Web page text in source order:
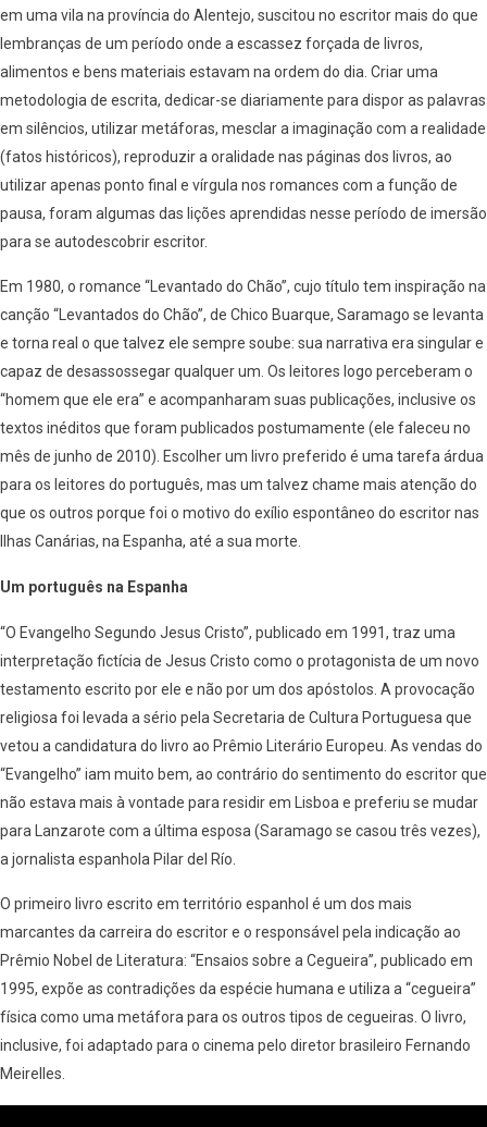
em uma vila na província do Alentejo, suscitou no escritor mais do que
lembranças de um período onde a escassez forçada de livros,
alimentos e bens materiais estavam na ordem do dia. Criar uma
metodologia de escrita, dedicar-se diariamente para dispor as palavras
em silêncios, utilizar metáforas, mesclar a imaginação com a realidade
(fatos históricos), reproduzir a oralidade nas páginas dos livros, ao
utilizar apenas ponto final e vírgula nos romances com a função de
pausa, foram algumas das lições aprendidas nesse período de imersão
para se autodescobrir escritor.
Em 1980, o romance “Levantado do Chão”, cujo título tem inspiração na
canção “Levantados do Chão”, de Chico Buarque, Saramago se levanta
e torna real o que talvez ele sempre soube: sua narrativa era singular e
capaz de desassossegar qualquer um. Os leitores logo perceberam o
“homem que ele era” e acompanharam suas publicações, inclusive os
textos inéditos que foram publicados postumamente (ele faleceu no
mês de junho de 2010). Escolher um livro preferido é uma tarefa árdua
para os leitores do português, mas um talvez chame mais atenção do
que os outros porque foi o motivo do exílio espontâneo do escritor nas
Ilhas Canárias, na Espanha, até a sua morte.
Um português na Espanha
“O Evangelho Segundo Jesus Cristo”, publicado em 1991, traz uma
interpretação fictícia de Jesus Cristo como o protagonista de um novo
testamento escrito por ele e não por um dos apóstolos. A provocação
religiosa foi levada a sério pela Secretaria de Cultura Portuguesa que
vetou a candidatura do livro ao Prêmio Literário Europeu. As vendas do
“Evangelho” iam muito bem, ao contrário do sentimento do escritor que
não estava mais à vontade para residir em Lisboa e preferiu se mudar
para Lanzarote com a última esposa (Saramago se casou três vezes),
a jornalista espanhola Pilar del Río.
O primeiro livro escrito em território espanhol é um dos mais
marcantes da carreira do escritor e o responsável pela indicação ao
Prêmio Nobel de Literatura: “Ensaios sobre a Cegueira”, publicado em
1995, expõe as contradições da espécie humana e utiliza a “cegueira”
física como uma metáfora para os outros tipos de cegueiras. O livro,
inclusive, foi adaptado para o cinema pelo diretor brasileiro Fernando
Meirelles.